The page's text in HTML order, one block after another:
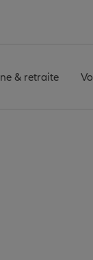
& retraite